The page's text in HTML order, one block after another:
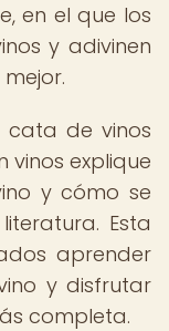
en el que los
y adivinen
cata de vinos
vinos explique
y cómo se
Esta
aprender
y disfrutar
completa.